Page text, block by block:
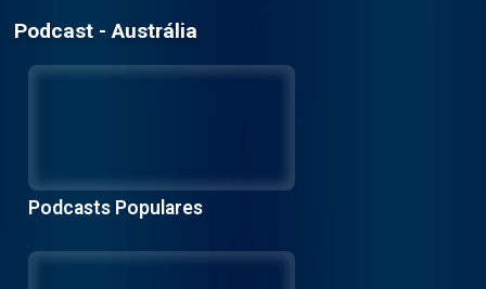
Podcast - Austrália
Podcasts Populares